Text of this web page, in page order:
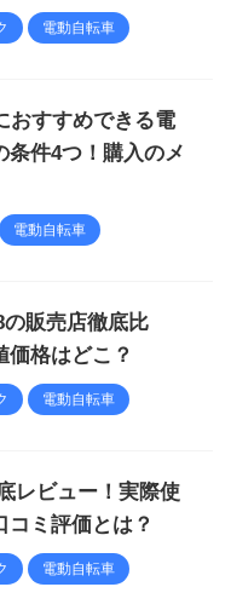
電動自転車
おすすめできる電
条件4つ！購入のメ
電動自転車
販売店徹底比
価格はどこ？
電動自転車
レビュー！実際使
コミ評価とは？
電動自転車